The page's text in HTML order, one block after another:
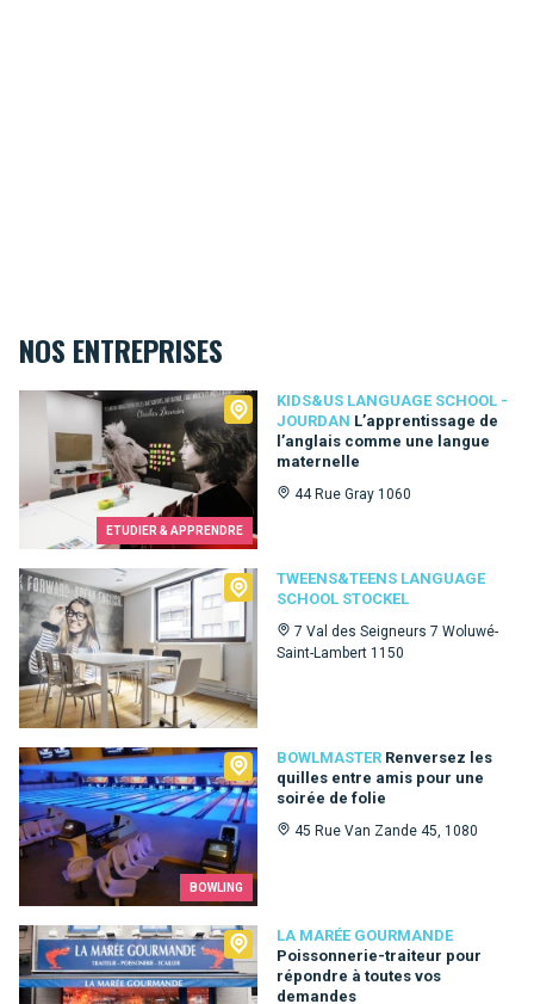
NOS ENTREPRISES
ETUDIER & APPRENDRE
KIDS&US LANGUAGE SCHOOL -
JOURDAN L’apprentissage de
l’anglais comme une langue
maternelle
44 Rue Gray 1060
Kids&Us language school - Jourdan
TWEENS&TEENS LANGUAGE
SCHOOL STOCKEL
7 Val des Seigneurs 7 Woluwé-
Saint-Lambert 1150
Tweens&Teens language school Stockel
BOWLING
BOWLMASTER Renversez les
quilles entre amis pour une
soirée de folie
45 Rue Van Zande 45, 1080
Bowlmaster
LA MARÉE GOURMANDE
Poissonnerie-traiteur pour
répondre à toutes vos
demandes
La Marée Gourmande